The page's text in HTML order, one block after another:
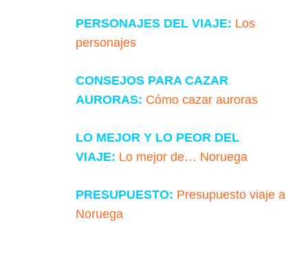
PERSONAJES DEL VIAJE: Los
personajes
CONSEJOS PARA CAZAR
AURORAS: Cómo cazar auroras
LO MEJOR Y LO PEOR DEL
VIAJE: Lo mejor de… Noruega
PRESUPUESTO: Presupuesto viaje a
Noruega